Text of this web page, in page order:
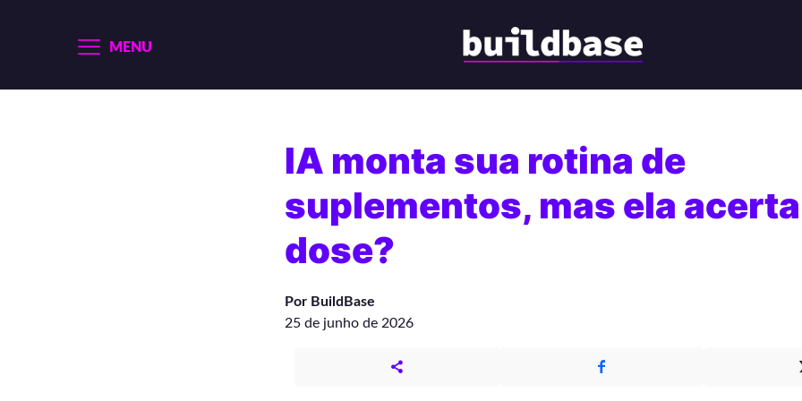
MENU
IA monta sua rotina de
suplementos, mas ela
dose?
Por BuildBase
25 de junho de 2026